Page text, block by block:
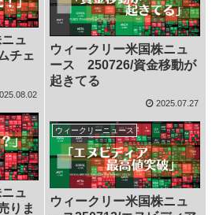
ュ
チェ
ウィークリー米国株ニュ
ース 250726/資金移動が
起きてる
2025.07.27
ュ
りま
ウィークリーニュース
ウィークリー米国株ニュ